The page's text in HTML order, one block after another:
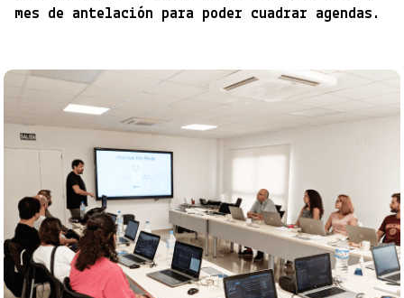
mes de antelación para poder cuadrar agendas.